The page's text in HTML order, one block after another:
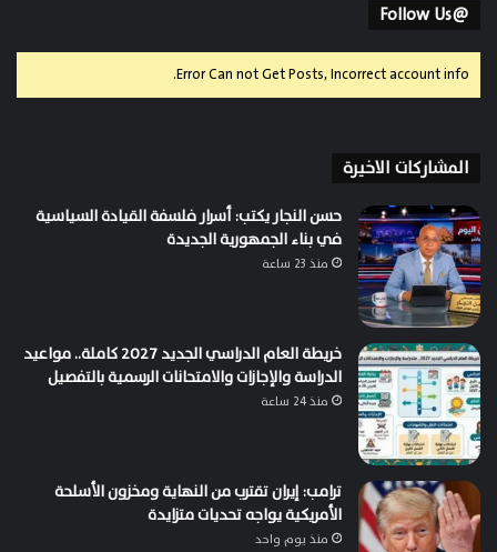
@Follow Us
Error Can not Get Posts, Incorrect account info.
المشاركات الاخيرة
حسن النجار يكتب: أسرار فلسفة القيادة السياسية
في بناء الجمهورية الجديدة
منذ 23 ساعة
خريطة العام الدراسي الجديد 2027 كاملة.. مواعيد
الدراسة والإجازات والامتحانات الرسمية بالتفصيل
منذ 24 ساعة
ترامب: إيران تقترب من النهاية ومخزون الأسلحة
الأمريكية يواجه تحديات متزايدة
منذ يوم واحد